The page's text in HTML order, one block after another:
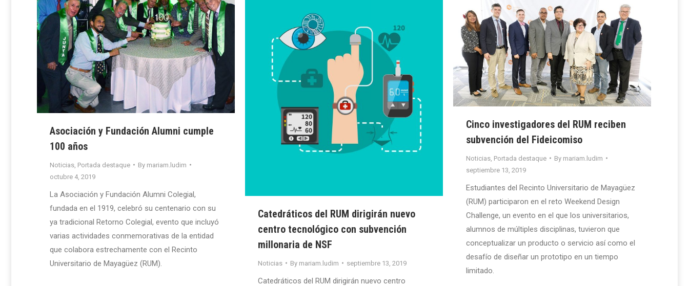
Asociación y Fundación Alumni cumple
100 años
Noticias Portada destaque By mariam.ludim
octubre 4, 2019
La Asociación y Fundación Alumni Colegial,
fundada en el 1919, celebró su centenario con su
ya tradicional Retorno Colegial, evento que incluyó
varias actividades conmemorativas de la entidad
que colabora estrechamente con el Recinto
Universitario de Mayagüez (RUM).
Catedráticos del RUM dirigirán nuevo
centro tecnológico con subvención
millonaria de NSF
Noticias By mariam.ludim septiembre 13, 2019
Catedráticos del RUM dirigirán nuevo centro
Cinco investigadores del RUM reciben
subvención del Fideicomiso
Noticias Portada destaque By mariam.ludim
septiembre 13, 2019
Estudiantes del Recinto Universitario de Mayagüez
(RUM) participaron en el reto Weekend Design
Challenge, un evento en el que los universitarios,
alumnos de múltiples disciplinas, tuvieron que
conceptualizar un producto o servicio así como el
desafío de diseñar un prototipo en un tiempo
limitado.